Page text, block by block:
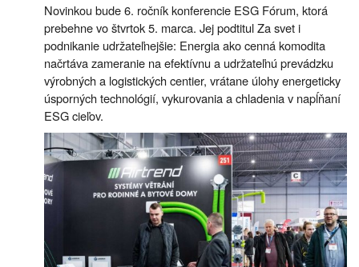
Novinkou bude 6. ročník konferencie ESG Fórum, ktorá
prebehne vo štvrtok 5. marca. Jej podtitul Za svet i
podnikanie udržateľnejšie: Energia ako cenná komodita
načrtáva zameranie na efektívnu a udržateľnú prevádzku
výrobných a logistických centier, vrátane úlohy energeticky
úsporných technológií, vykurovania a chladenia v napĺňaní
ESG cieľov.